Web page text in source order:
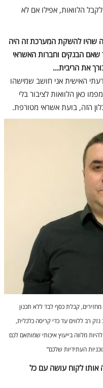
הלוואות, אפילו אם לא
שהיו להשקת המערכת זה היה
שאם הבנקים וחברות האשראי
את הריבית…
האישית אני חושב שמישהו
כאן הלוואות לציבור בלי
הזה, בועת אשראי מטורפת.
קבלת כסף לבד ללא תכנון
רב ללווים עד כדי קריסה כלכלית,
מלווה בייעוץ איכותי שמותאם לכם
העתידיות שלכם”
אותו לקוח עושה עם כל